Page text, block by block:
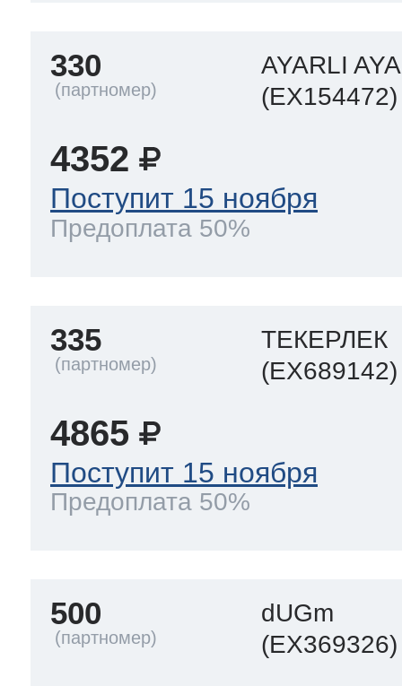
330
AYARLI
(EX154472)
4352
Поступит 15 ноября
Предоплата 50%
335
ТЕКЕРЛЕК
(EX689142)
4865
Поступит 15 ноября
Предоплата 50%
500
dUGm
(EX369326)